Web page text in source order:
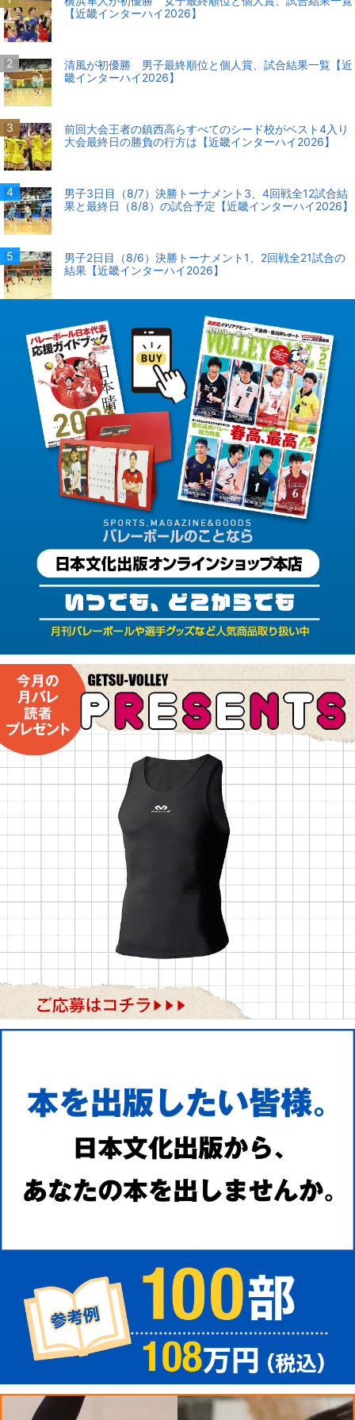
【近畿インターハイ2026】
清風が初優勝 男子最終順位と個人賞、試合結果一覧【近
畿インターハイ2026】
前回大会王者の鎮西高らすべてのシード校がベスト4入り
大会最終日の勝負の行方は【近畿インターハイ2026】
男子3日目（8/7）決勝トーナメント3、4回戦全12試合結
果と最終日（8/8）の試合予定【近畿インターハイ2026】
男子2日目（8/6）決勝トーナメント1、2回戦全21試合の
結果【近畿インターハイ2026】